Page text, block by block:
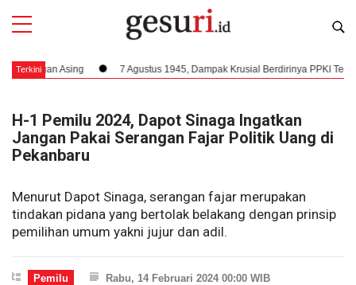
Terkini
Asing 7 Agustus 1945, Dampak Krusial Berdirinya PPKI Terhadap
H-1 Pemilu 2024, Dapot Sinaga Ingatkan
Jangan Pakai Serangan Fajar Politik Uang di
Pekanbaru
Menurut Dapot Sinaga, serangan fajar merupakan
tindakan pidana yang bertolak belakang dengan prinsip
pemilihan umum yakni jujur dan adil.
Pemilu
Rabu, 14 Februari 2024 00:00 WIB